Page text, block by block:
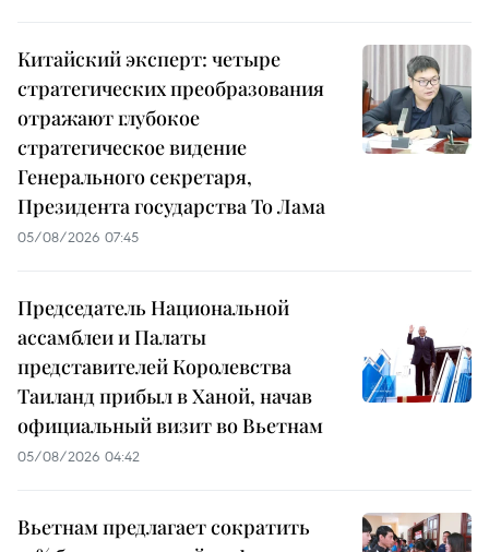
Китайский эксперт: четыре
стратегических преобразования
отражают глубокое
стратегическое видение
Генерального секретаря,
Президента государства То Лама
05/08/2026 07:45
Председатель Национальной
ассамблеи и Палаты
представителей Королевства
Таиланд прибыл в Ханой, начав
официальный визит во Вьетнам
05/08/2026 04:42
Вьетнам предлагает сократить